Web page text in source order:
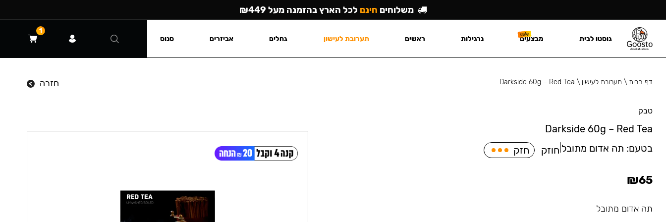
דף הבית\ תערובת לעישון \
Darkside 60g – Red Tea חזרה
טבק
Darkside 60g – Red Tea
בטעם: תה אדום מתובל חוזק חזק
₪65
תה אדום מתובל
משלוחים חינם לכל הארץ בהזמנה מעל ₪449
גוסטו לבית מבצעים נרגילות ראשים תערובת לעישון גחלים אביזרים סנוס
1